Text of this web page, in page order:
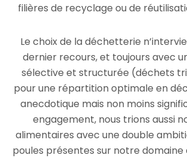
filières de recyclage ou de
Le choix de la déchetterie
dernier recours, et toujours avec
sélective et structurée (déchets
pour une répartition optimale en
anecdotique mais non moins
engagement, nous trions aussi
alimentaires avec une double
poules présentes sur notre